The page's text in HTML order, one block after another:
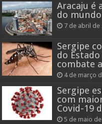
Aracaju é
do mundo
7 de abril de
Sergipe
do
combate
4 de março
Sergipe
com
Covid-19
5 de maio de